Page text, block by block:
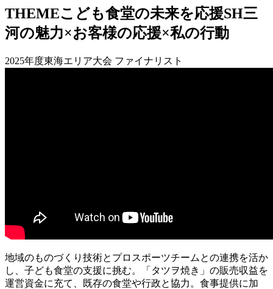
THEMEこども食堂の未来を応援SH三
河の魅力×お客様の応援×私の行動
2025年度東海エリア大会 ファイナリスト
地域のものづくり技術とプロスポーツチームとの連携を活か
し、子ども食堂の支援に挑む。「タツヲ焼き」の販売収益を
運営資金に充て、既存の食堂や行政と協力。食事提供に加